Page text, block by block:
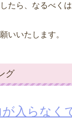
たら、なるべく
いいたします。
グ
入らなく